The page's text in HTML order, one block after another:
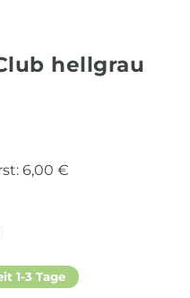
hellgrau
6,00 €
1-3 Tage